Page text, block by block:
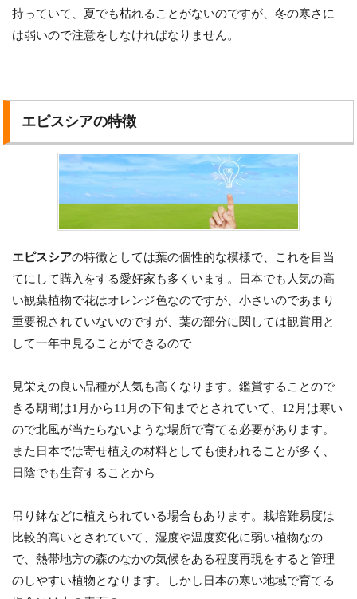
持っていて、夏でも枯れることがないのですが、冬の寒さに
は弱いので注意をしなければなりません。
エピスシアの特徴
エピスシアの特徴としては葉の個性的な模様で、これを目当
てにして購入をする愛好家も多くいます。日本でも人気の高
い観葉植物で花はオレンジ色なのですが、小さいのであまり
重要視されていないのですが、葉の部分に関しては観賞用と
して一年中見ることができるので
見栄えの良い品種が人気も高くなります。鑑賞することので
きる期間は1月から11月の下旬までとされていて、12月は寒い
ので北風が当たらないような場所で育てる必要があります。
また日本では寄せ植えの材料としても使われることが多く、
日陰でも生育することから
吊り鉢などに植えられている場合もあります。栽培難易度は
比較的高いとされていて、湿度や温度変化に弱い植物なの
で、熱帯地方の森のなかの気候をある程度再現をすると管理
のしやすい植物となります。しかし日本の寒い地域で育てる